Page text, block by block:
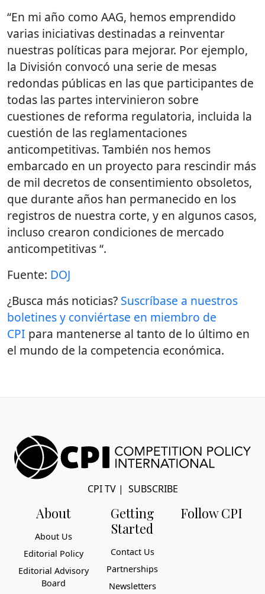
“En mi año como AAG, hemos emprendido
varias iniciativas destinadas a reinventar
nuestras políticas para mejorar. Por ejemplo,
la División convocó una serie de mesas
redondas públicas en las que participantes de
todas las partes intervinieron sobre
cuestiones de reforma regulatoria, incluida la
cuestión de las reglamentaciones
anticompetitivas. También nos hemos
embarcado en un proyecto para rescindir más
de mil decretos de consentimiento obsoletos,
que durante años han permanecido en los
registros de nuestra corte, y en algunos casos,
incluso crearon condiciones de mercado
anticompetitivas “.
Fuente: DOJ
¿Busca más noticias? Suscríbase a nuestros
boletines y conviértase en miembro de
CPI para mantenerse al tanto de lo último en
el mundo de la competencia económica.
CPI TV| SUBSCRIBE
About
About Us
Editorial Policy
Editorial Advisory
Board
Getting
Started
Contact Us
Partnerships
Newsletters
Follow CPI